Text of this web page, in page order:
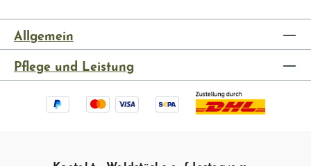
Allgemein
Pflege und Leistung